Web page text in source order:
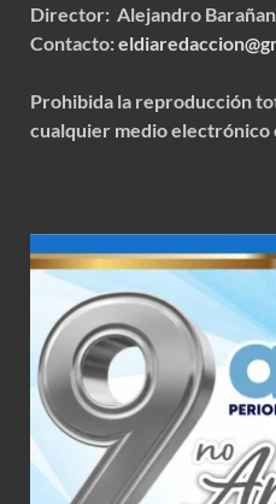
Director: Alejandro
Contacto:
Prohibida la reproducción
cualquier medio electrónico